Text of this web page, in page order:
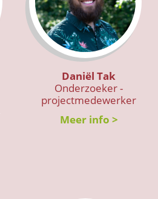
Daniël Tak
Onderzoeker -
projectmedewerker
Meer info >